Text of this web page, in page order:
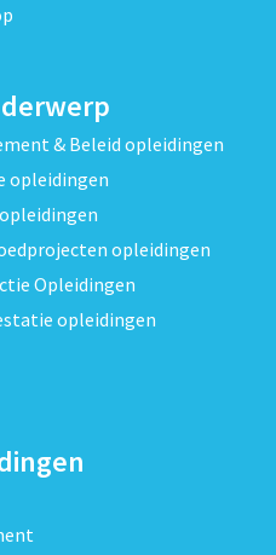
& Beleid opleidingen
opleidingen
opleidingen
Opleidingen
opleidingen